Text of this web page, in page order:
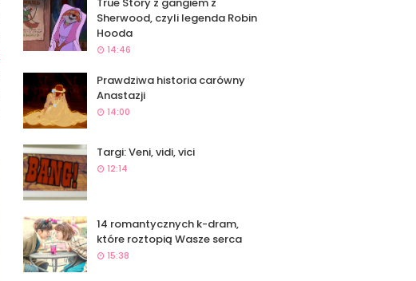
Sherwood, czyli legenda Robin
Hooda
14:46
Prawdziwa historia carówny
Anastazji
14:00
Targi: Veni, vidi, vici
12:14
14 romantycznych k-dram,
które roztopią Wasze serca
15:38